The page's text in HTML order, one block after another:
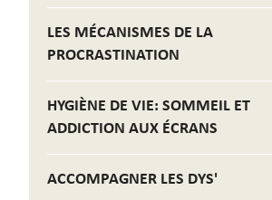
LES MÉCANISMES DE LA
PROCRASTINATION
HYGIÈNE DE VIE: SOMMEIL ET
ADDICTION AUX ÉCRANS
ACCOMPAGNER LES DYS'